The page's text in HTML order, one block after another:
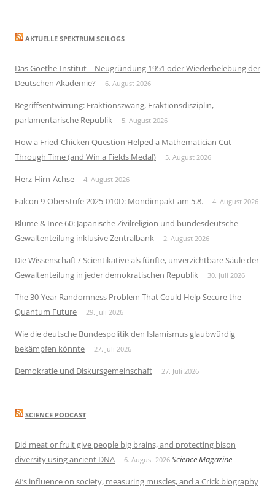
AKTUELLE SPEKTRUM SCILOGS
Das Goethe-Institut – Neugründung 1951 oder Wiederbelebung der
Deutschen Akademie?
6. August 2026
Begriffsentwirrung: Fraktionszwang, Fraktionsdisziplin,
parlamentarische Republik
5. August 2026
How a Fried-Chicken Question Helped a Mathematician Cut
Through Time (and Win a Fields Medal)
5. August 2026
Herz-Hirn-Achse 4. August 2026
Falcon 9-Oberstufe 2025-010D: Mondimpakt am 5.8. 4. August 2026
Blume & Ince 60: Japanische Zivilreligion und bundesdeutsche
Gewaltenteilung inklusive Zentralbank
2. August 2026
Die Wissenschaft / Scientikative als fünfte, unverzichtbare Säule der
Gewaltenteilung in jeder demokratischen Republik
30. Juli 2026
The 30-Year Randomness Problem That Could Help Secure the
Quantum Future
29. Juli 2026
Wie die deutsche Bundespolitik den Islamismus glaubwürdig
bekämpfen könnte
27. Juli 2026
Demokratie und Diskursgemeinschaft 27. Juli 2026
SCIENCE PODCAST
Did meat or fruit give people big brains, and protecting bison
diversity using ancient DNA
6. August 2026 Science Magazine
AI’s influence on society, measuring muscles, and a Crick biography